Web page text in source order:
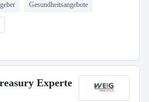
Gesundheitsangebote
Experte